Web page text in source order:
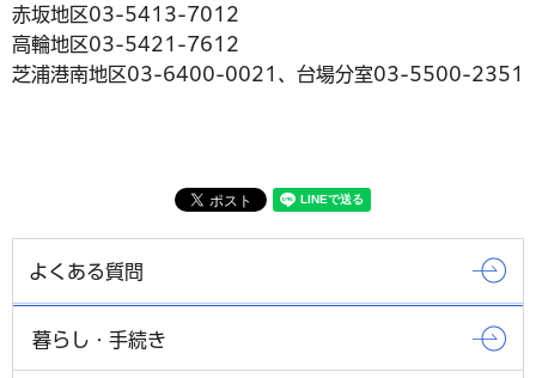
赤坂地区03-5413-7012
高輪地区03-5421-7612
芝浦港南地区03-6400-0021、台場分室03-5500-2351
よくある質問
暮らし・手続き